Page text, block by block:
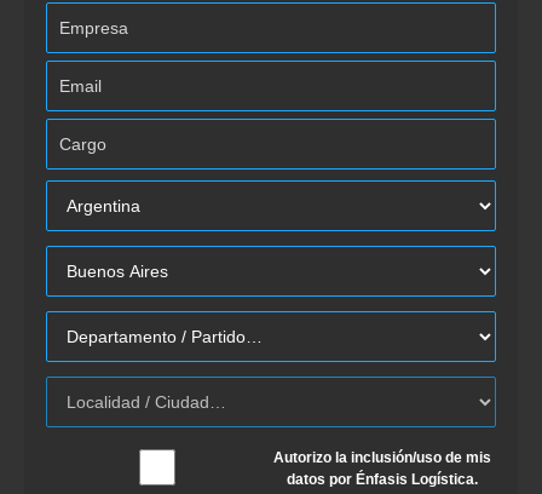
Autorizo la inclusión/uso de mis
datos por Énfasis Logística.